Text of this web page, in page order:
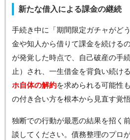
新たな借入による課金の継続
手続き中に「期間限定ガチャがど
金や知人から借りて課金を続ける
が発覚した時点で、自己破産の手
止）され、一生借金を背負い続け
ホ自体の解約を求められる可能性
の付き合い方を根本から見直す覚
独断での行動が最悪の結果を招く
談してください。債務整理のプロ